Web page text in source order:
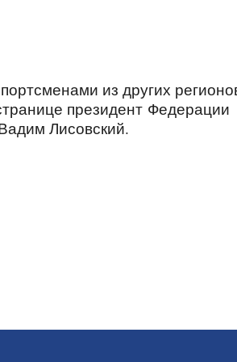
из других
президент Федерации
Лисовский.